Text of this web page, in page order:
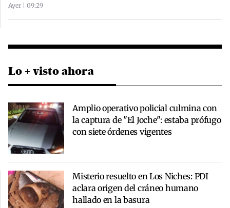
Ayer | 09:29
Lo + visto ahora
Amplio operativo policial culmina con
la captura de "El Joche": estaba prófugo
con siete órdenes vigentes
Misterio resuelto en Los Niches: PDI
aclara origen del cráneo humano
hallado en la basura